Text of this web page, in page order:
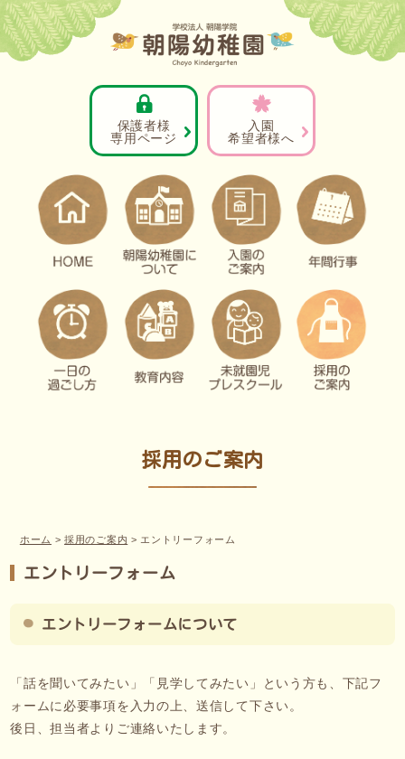
保護者様
専用ページ
入園
希望者様へ
採用のご案内
ホーム >採用のご案内 > エントリーフォーム
エントリーフォーム
エントリーフォームについて
「話を聞いてみたい」「見学してみたい」という方も、下記フ
ォームに必要事項を入力の上、送信して下さい。
後日、担当者よりご連絡いたします。